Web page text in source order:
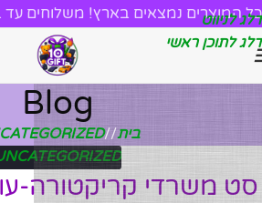
דלג לניווט
דלג לתוכן ראשי
כל המוצרים נמצאים בארץ! משלוחים עד
Blog
בית/
סט משרדי קריקטורה-